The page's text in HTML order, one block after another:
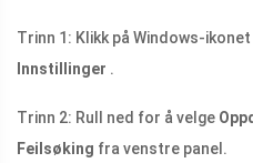
Trinn 1: Klikk på Windows-
Innstillinger .
Trinn 2: Rull ned for å velge
Feilsøking fra venstre panel.